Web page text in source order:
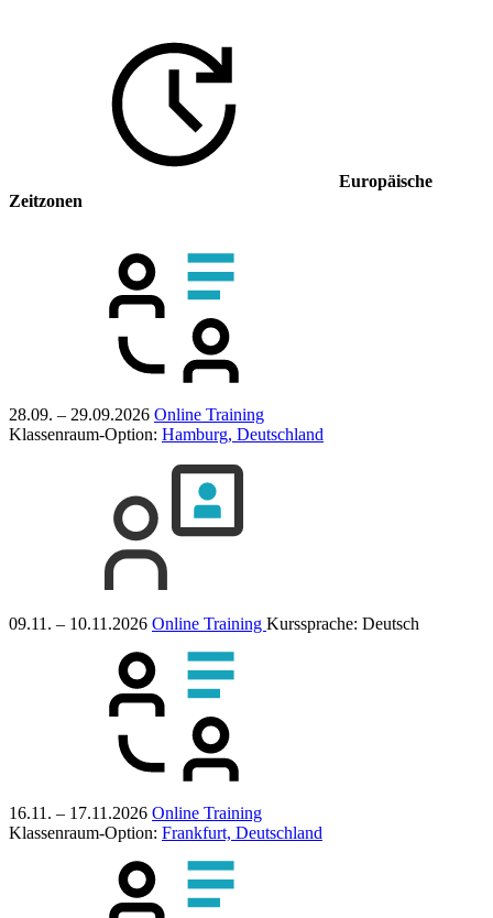
Europäische
Zeitzonen
28.09. – 29.09.2026 Online Training
Klassenraum-Option: Hamburg, Deutschland
09.11. – 10.11.2026 Online Training Kurssprache: Deutsch
16.11. – 17.11.2026 Online Training
Klassenraum-Option: Frankfurt, Deutschland